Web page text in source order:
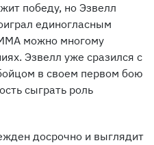
победу, но Эзвелл
единогласным
можно многому
Эзвелл уже сразился с
в своем первом бою
сыграть роль
досрочно и выглядит